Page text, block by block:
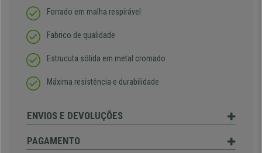
Forrado em malha respirável
Fabrico de qualidade
Estrucuta sólida em metal cromado
Máxima resistência e durabilidade
ENVIOS E DEVOLUÇÕES
PAGAMENTO